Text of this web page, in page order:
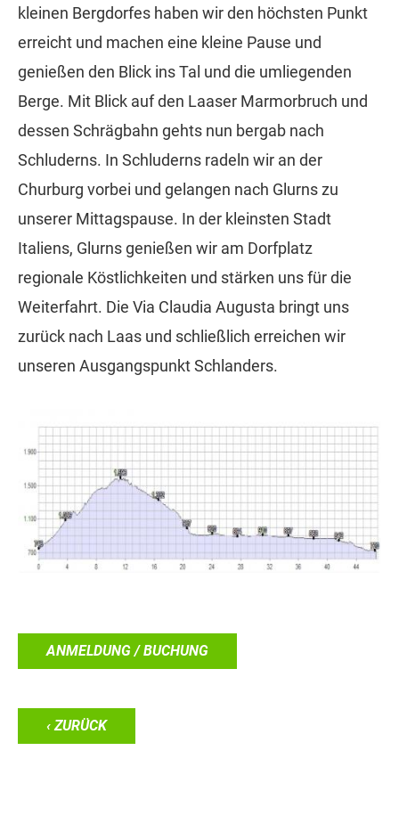
kleinen Bergdorfes haben wir den höchsten Punkt
erreicht und machen eine kleine Pause und
genießen den Blick ins Tal und die umliegenden
Berge. Mit Blick auf den Laaser Marmorbruch und
dessen Schrägbahn gehts nun bergab nach
Schluderns. In Schluderns radeln wir an der
Churburg vorbei und gelangen nach Glurns zu
unserer Mittagspause. In der kleinsten Stadt
Italiens, Glurns genießen wir am Dorfplatz
regionale Köstlichkeiten und stärken uns für die
Weiterfahrt. Die Via Claudia Augusta bringt uns
zurück nach Laas und schließlich erreichen wir
unseren Ausgangspunkt Schlanders.
ANMELDUNG / BUCHUNG
‹ ZURÜCK